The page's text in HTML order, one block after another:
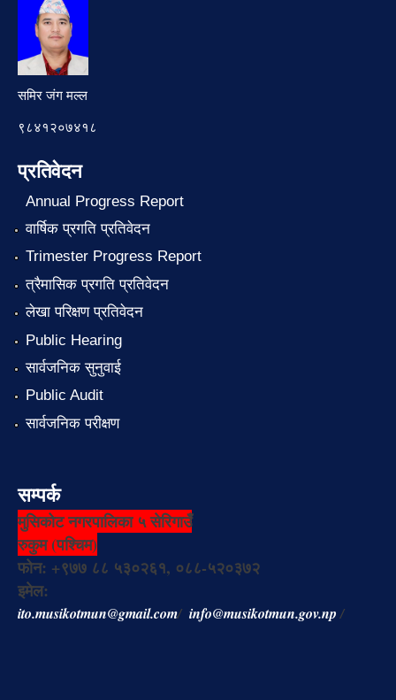
समिर जंग मल्ल
९८४१२०७४१८
प्रतिवेदन
Annual Progress Report
वार्षिक प्रगति प्रतिवेदन
Trimester Progress Report
त्रैमासिक प्रगति प्रतिवेदन
लेखा परिक्षण प्रतिवेदन
Public Hearing
सार्वजनिक सुनुवाई
Public Audit
सार्वजनिक परीक्षण
सम्पर्क
मुसिकोट नगरपालिका ५ सेरिगाउँ
रुकुम (पश्चिम)
फोन: +९७७ ८८ ५३०२६१, ०८८-५२०३७२
इमेल:
ito.musikotmun@gmail.com/ info@musikotmun.gov.np/